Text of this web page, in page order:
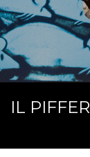
IL